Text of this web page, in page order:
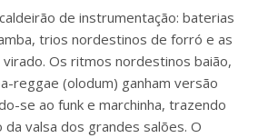
de instrumentação: baterias
trios nordestinos de forró e as
Os ritmos nordestinos baião,
reggae (olodum) ganham versão
se ao funk e marchinha, trazendo
da valsa dos grandes salões. O